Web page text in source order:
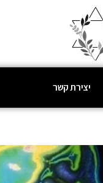
יצירת קשר